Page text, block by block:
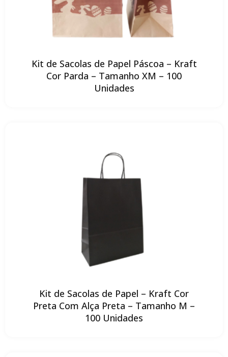
Kit de Sacolas de Papel Páscoa – Kraft
Cor Parda – Tamanho XM – 100
Unidades
Kit de Sacolas de Papel – Kraft Cor
Preta Com Alça Preta – Tamanho M –
100 Unidades